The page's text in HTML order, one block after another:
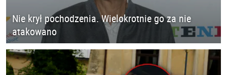
Nie krył pochodzenia. Wielokrotnie go za nie
atakowano